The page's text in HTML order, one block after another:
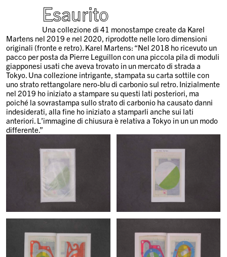
Esaurito
Una collezione di 41 monostampe create da Karel
Martens nel 2019 e nel 2020, riprodotte nelle loro dimensioni
originali (fronte e retro). Karel Martens: “Nel 2018 ho ricevuto un
pacco per posta da Pierre Leguillon con una piccola pila di moduli
giapponesi usati che aveva trovato in un mercato di strada a
Tokyo. Una collezione intrigante, stampata su carta sottile con
uno strato rettangolare nero-blu di carbonio sul retro. Inizialmente
nel 2019 ho iniziato a stampare su questi lati posteriori, ma
poiché la sovrastampa sullo strato di carbonio ha causato danni
indesiderati, alla fine ho iniziato a stamparli anche sui lati
anteriori. L’immagine di chiusura è relativa a Tokyo in un un modo
differente.”